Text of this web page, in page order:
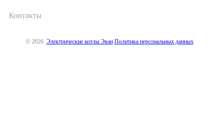
Контакты
© 2026 Электрические котлы Эван Политика персональных данных